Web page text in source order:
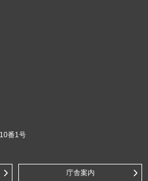
番1号
庁舎案内